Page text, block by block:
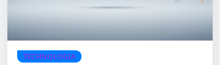
TECHNOLOGIA